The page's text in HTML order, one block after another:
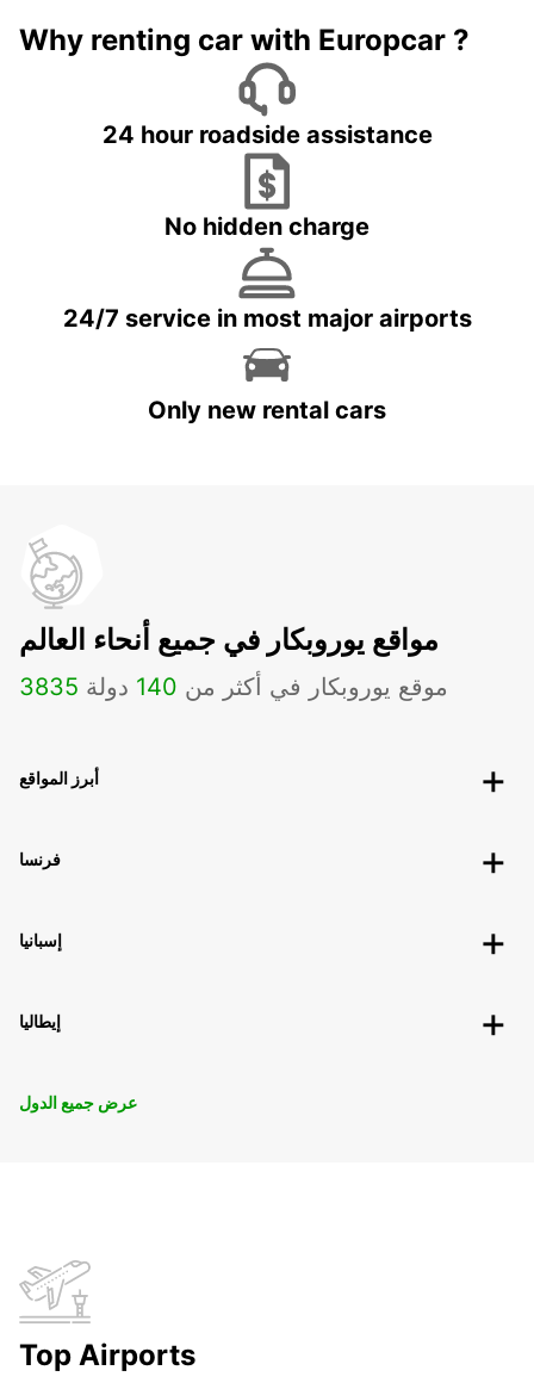
Why renting car with Europcar ?
24 hour roadside assistance
No hidden charge
24/7 service in most major airports
Only new rental cars
مواقع يوروبكار في جميع أنحاء العالم
3835 موقع يوروبكار في أكثر من 140 دولة
أبرز المواقع
فرنسا
إسبانيا
إيطاليا
عرض جميع الدول
Top Airports